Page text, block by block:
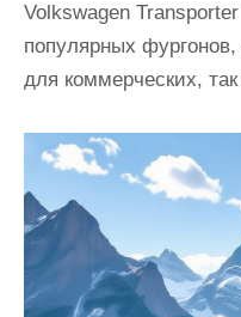
Volkswagen
популярных фургонов,
для коммерческих,